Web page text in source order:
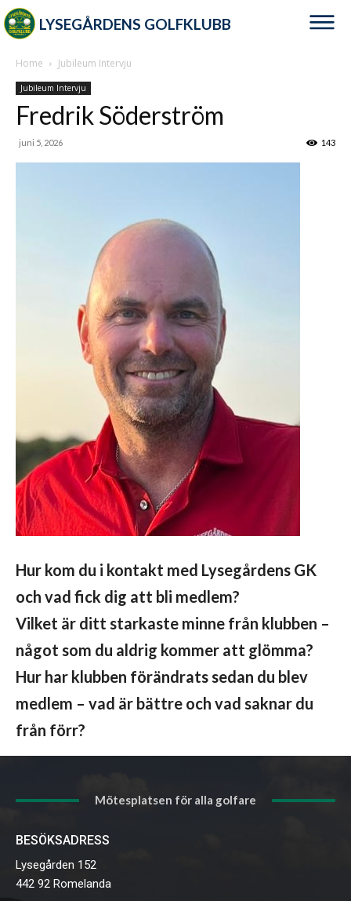
LYSEGÅRDENS GOLFKLUBB
Home Jubileum Intervju
Jubileum Intervju
Fredrik Söderström
juni 5, 2026 143
Hur kom du i kontakt med Lysegårdens GK
och vad fick dig att bli medlem?
Vilket är ditt starkaste minne från klubben –
något som du aldrig kommer att glömma?
Hur har klubben förändrats sedan du blev
medlem – vad är bättre och vad saknar du
från förr?
Mötesplatsen för alla golfare
BESÖKSADRESS
Lysegården 152
442 92 Romelanda